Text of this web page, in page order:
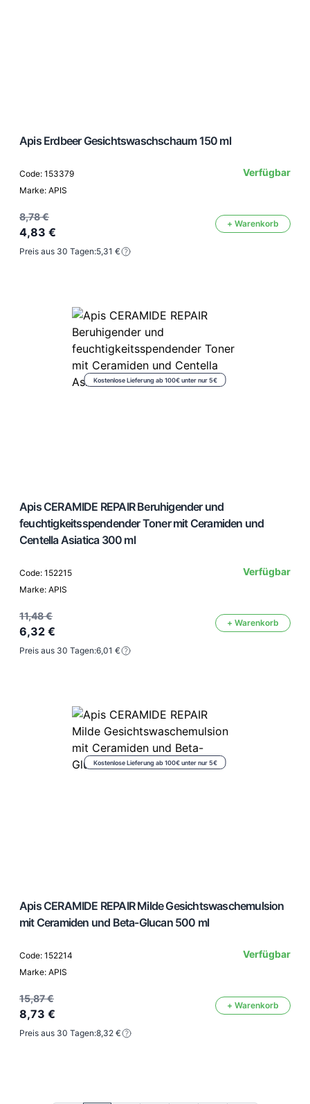
Apis Erdbeer Gesichtswaschschaum 150 ml
Code: 153379
Marke: APIS
Verfügbar
8,78 €
4,83 €
+ Warenkorb
Preis aus 30 Tagen:5,31 €
Kostenlose Lieferung ab 100€ unter nur 5€
Apis CERAMIDE REPAIR Beruhigender und
feuchtigkeitsspendender Toner mit Ceramiden und
Centella Asiatica 300 ml
Code: 152215
Marke: APIS
Verfügbar
11,48 €
6,32 €
+ Warenkorb
Preis aus 30 Tagen:6,01 €
Kostenlose Lieferung ab 100€ unter nur 5€
Apis CERAMIDE REPAIR Milde Gesichtswaschemulsion
mit Ceramiden und Beta-Glucan 500 ml
Code: 152214
Marke: APIS
Verfügbar
15,87 €
8,73 €
+ Warenkorb
Preis aus 30 Tagen:8,32 €